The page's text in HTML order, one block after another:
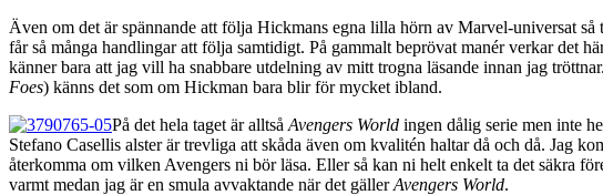
Även om det är spännande att följa Hickmans egna lilla hörn av Marvel-universat så
får så många handlingar att följa samtidigt. På gammalt beprövat manér verkar det
känner bara att jag vill ha snabbare utdelning av mitt trogna läsande innan jag
Foes) känns det som om Hickman bara blir för mycket ibland.
På det hela taget är alltså Avengers World ingen dålig serie men inte
Stefano Casellis alster är trevliga att skåda även om kvalitén haltar då och då. Jag
återkomma om vilken Avengers ni bör läsa. Eller så kan ni helt enkelt ta det säkra
varmt medan jag är en smula avvaktande när det gällerAvengers World.